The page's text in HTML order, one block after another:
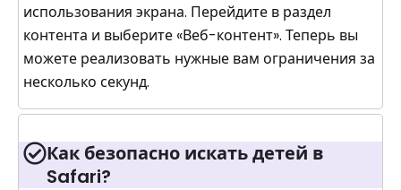
использования экрана. Перейдите в раздел
контента и выберите «Веб-контент». Теперь вы
можете реализовать нужные вам ограничения за
несколько секунд.
Как безопасно искать детей в
Safari?